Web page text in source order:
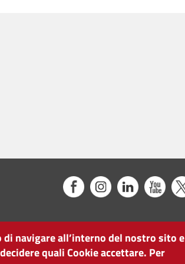
navigare all’interno del nostro sito e
quali Cookie accettare. Per